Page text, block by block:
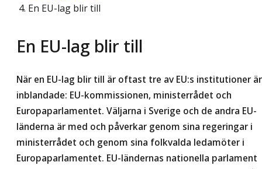
En EU-lag blir till
En EU-lag blir till
När en EU-lag blir till är oftast tre av EU:s institutioner är
inblandade: EU-kommissionen, ministerrådet och
Europaparlamentet. Väljarna i Sverige och de andra EU-
länderna är med och påverkar genom sina regeringar i
ministerrådet och genom sina folkvalda ledamöter i
Europaparlamentet. EU-ländernas nationella parlament